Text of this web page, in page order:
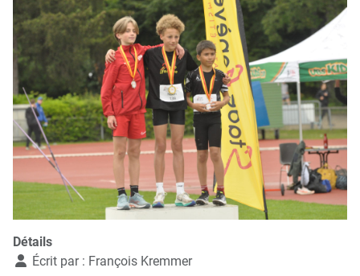
Détails
Écrit par : François Kremmer